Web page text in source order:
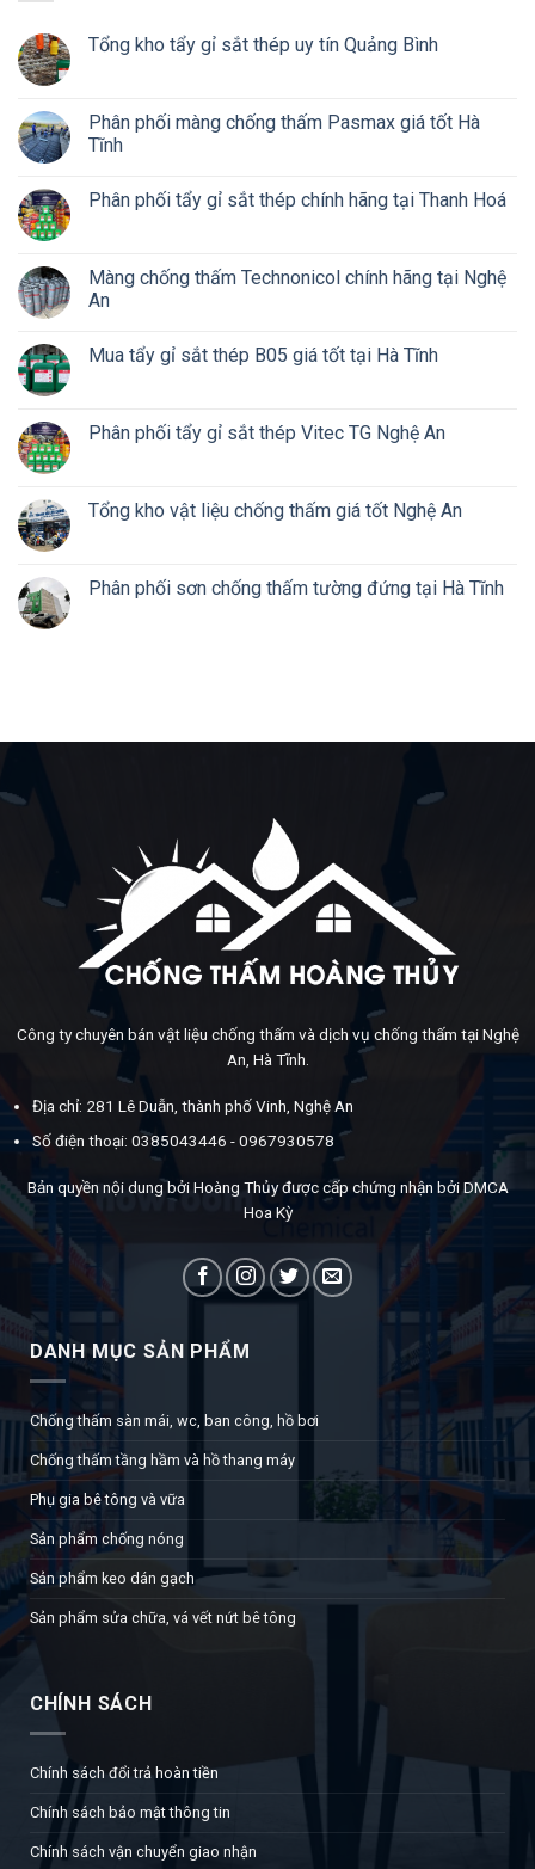
Tổng kho tẩy gỉ sắt thép uy tín Quảng Bình
Phân phối màng chống thấm Pasmax giá tốt Hà
Tĩnh
Phân phối tẩy gỉ sắt thép chính hãng tại Thanh Hoá
Màng chống thấm Technonicol chính hãng tại Nghệ
An
Mua tẩy gỉ sắt thép B05 giá tốt tại Hà Tĩnh
Phân phối tẩy gỉ sắt thép Vitec TG Nghệ An
Tổng kho vật liệu chống thấm giá tốt Nghệ An
Phân phối sơn chống thấm tường đứng tại Hà Tĩnh
Công ty chuyên bán vật liệu chống thấm và dịch vụ chống thấm tại Nghệ
An, Hà Tĩnh.
Địa chỉ: 281 Lê Duẫn, thành phố Vinh, Nghệ An
Số điện thoại: 0385043446 - 0967930578
Bản quyền nội dung bởi Hoàng Thủy được cấp chứng nhận bởi DMCA
Hoa Kỳ
DANH MỤC SẢN PHẨM
Chống thấm sàn mái, wc, ban công, hồ bơi
Chống thấm tầng hầm và hồ thang máy
Phụ gia bê tông và vữa
Sản phẩm chống nóng
Sản phẩm keo dán gạch
Sản phẩm sửa chữa, vá vết nứt bê tông
CHÍNH SÁCH
Chính sách đổi trả hoàn tiền
Chính sách bảo mật thông tin
Chính sách vận chuyển giao nhận